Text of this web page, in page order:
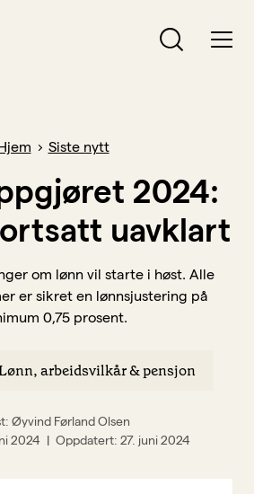
for
Siste nytt
2024:
uavklart
om lønn vil starte i høst. Alle
er sikret en lønnsjustering på
0,75 prosent.
arbeidsvilkår & pensjon
Øyvind Førland Olsen
2024 Oppdatert 27. juni 2024